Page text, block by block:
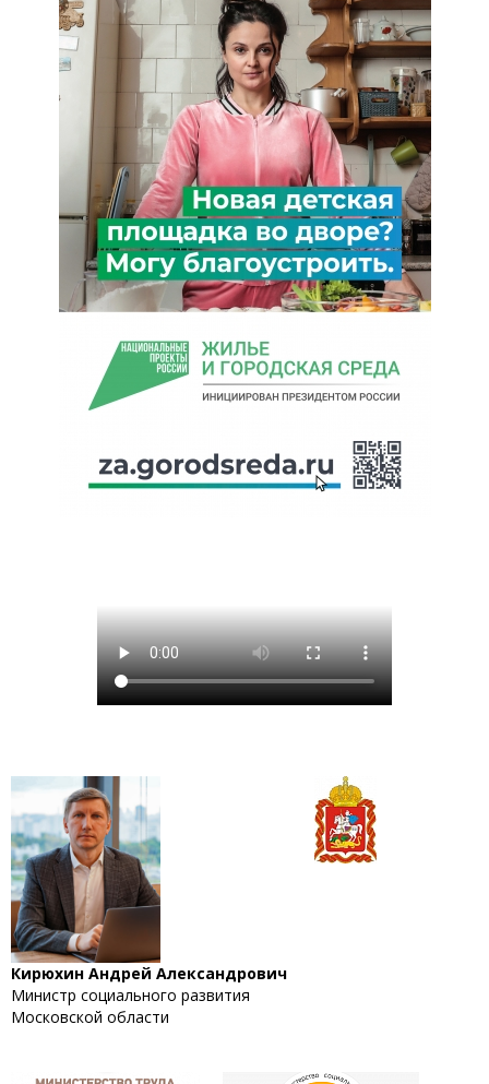
Кирюхин Андрей Александрович
Министр социального развития
Московской области